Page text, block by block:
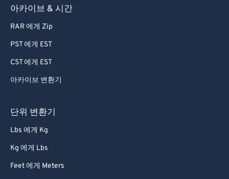
아카이브 & 시간
RAR 에게 Zip
PST 에게 EST
CST 에게 EST
아카이브 변환기
단위 변환기
Lbs 에게 Kg
Kg 에게 Lbs
Feet 에게 Meters